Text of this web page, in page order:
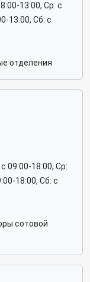
13:00, Ср: c
13:00, Сб: c
отделения
09:00-18:00, Ср:
18:00, Сб: c
сотовой